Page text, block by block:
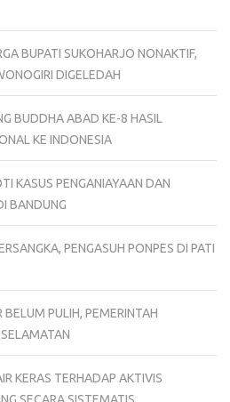
BUPATI SUKOHARJO NONAKTIF,
DIGELEDAH
BUDDHA ABAD KE-8 HASIL
KE INDONESIA
KASUS PENGANIAYAAN DAN
BANDUNG
PENGASUH PONPES DI PATI
PULIH, PEMERINTAH
KERAS TERHADAP AKTIVIS